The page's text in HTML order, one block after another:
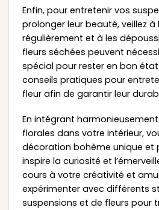
Enfin, pour entretenir vos
prolonger leur beauté, veillez à
régulièrement et à les
fleurs séchées peuvent
spécial pour rester en bon
conseils pratiques pour
fleur afin de garantir leur
En intégrant
florales dans votre intérieur,
décoration bohème unique et
inspire la curiosité et
cours à votre créativité et
expérimenter avec différents
suspensions et de fleurs pour